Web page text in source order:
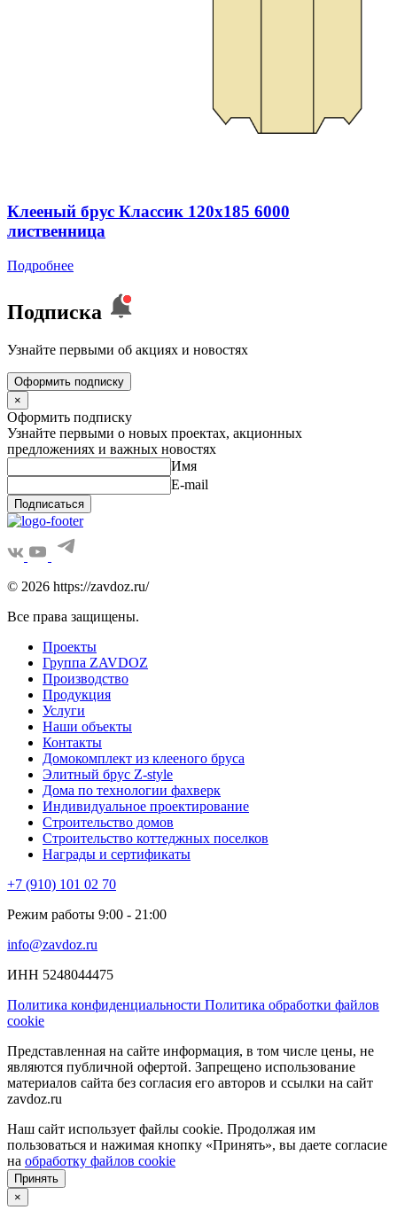
Клееный брус Классик 120x185 6000
лиственница
Подробнее
Подписка
Узнайте первыми об акциях и новостях
Оформить подписку
×
Оформить подписку
Узнайте первыми о новых проектах, акционных
предложениях и важных новостях
Имя
E-mail
Подписаться
© 2026 https://zavdoz.ru/
Все права защищены.
Проекты
Группа ZAVDOZ
Производство
Продукция
Услуги
Наши объекты
Контакты
Домокомплект из клееного бруса
Элитный брус Z-style
Дома по технологии фахверк
Индивидуальное проектирование
Строительство домов
Строительство коттеджных поселков
Награды и сертификаты
+7 (910) 101 02 70
Режим работы 9:00 - 21:00
info@zavdoz.ru
ИНН 5248044475
Политика конфиденциальности Политика обработки файлов
cookie
Представленная на сайте информация, в том числе цены, не
являются публичной офертой. Запрещено использование
материалов сайта без согласия его авторов и ссылки на сайт
zavdoz.ru
Наш сайт использует файлы cookie. Продолжая им
пользоваться и нажимая кнопку «Принять», вы даете согласие
на обработку файлов cookie
Принять
×